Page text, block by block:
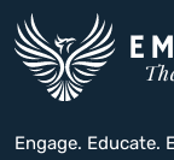
Engage. Educate.